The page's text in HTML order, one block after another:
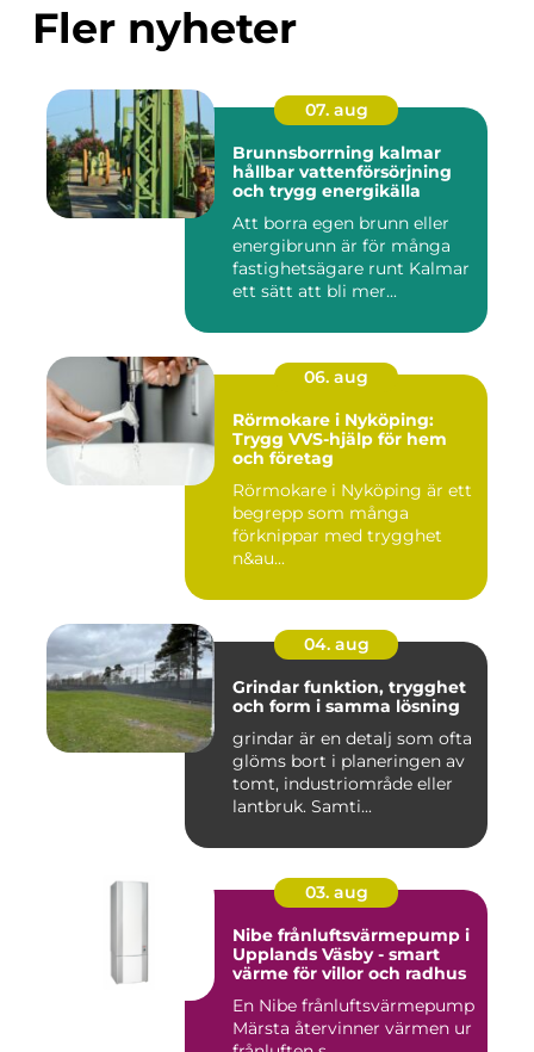
Fler nyheter
07. aug
Brunnsborrning kalmar
hållbar vattenförsörjning
och trygg energikälla
Att borra egen brunn eller
energibrunn är för många
fastighetsägare runt Kalmar
ett sätt att bli mer...
06. aug
Rörmokare i Nyköping:
Trygg VVS-hjälp för hem
och företag
Rörmokare i Nyköping är ett
begrepp som många
förknippar med trygghet
n&au...
04. aug
Grindar funktion, trygghet
och form i samma lösning
grindar är en detalj som ofta
glöms bort i planeringen av
tomt, industriområde eller
lantbruk. Samti...
03. aug
Nibe frånluftsvärmepump i
Upplands Väsby - smart
värme för villor och radhus
En Nibe frånluftsvärmepump
Märsta återvinner värmen ur